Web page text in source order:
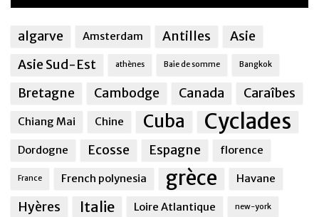
algarve Amsterdam Antilles
Asie
Asie Sud-Est
athènes Baie de somme Bangkok
Bretagne Cambodge Canada Caraîbes
Chiang Mai Chine Cuba Cyclades
Dordogne Ecosse Espagne florence
France French polynesia grèce Havane
Hyères Italie Loire Atlantique new-york